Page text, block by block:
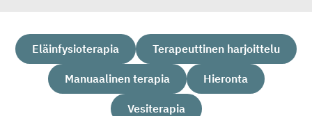
Eläinfysioterapia Terapeuttinen harjoittelu
Manuaalinen terapia Hieronta
Vesiterapia